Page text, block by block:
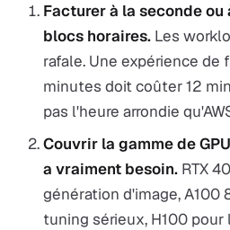
Facturer à la seconde
blocs horaires. Les
rafale. Une expérience de
minutes doit coûter 12
pas l'heure arrondie
Couvrir la gamme de
a vraiment besoin. RTX
génération d'image, A100
tuning sérieux, H100